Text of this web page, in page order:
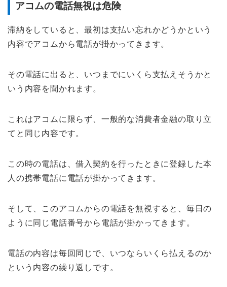
アコムの電話無視は危険
滞納をしていると、最初は支払い忘れかどうかという
内容でアコムから電話が掛かってきます。
その電話に出ると、いつまでにいくら支払えそうかと
いう内容を聞かれます。
これはアコムに限らず、一般的な消費者金融の取り立
てと同じ内容です。
この時の電話は、借入契約を行ったときに登録した本
人の携帯電話に電話が掛かってきます。
そして、このアコムからの電話を無視すると、毎日の
ように同じ電話番号から電話が掛かってきます。
電話の内容は毎回同じで、いつならいくら払えるのか
という内容の繰り返しです。